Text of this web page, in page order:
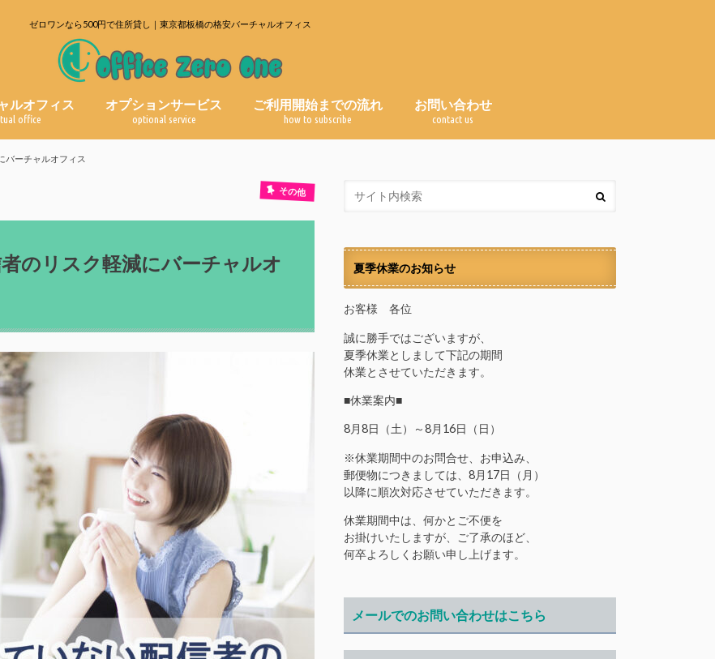
ゼロワンなら500円で住所貸し｜東京都板橋の格安バーチャルオフィス
ルオフィス
office
オプションサービス
optional service
ご利用開始までの流れ
how to subscribe
お問い合わせ
contact us
バーチャルオフィス
その他
のリスク軽減にバーチャルオ
夏季休業のお知らせ
お客様 各位
誠に勝手ではございますが、
夏季休業としまして下記の期間
休業とさせていただきます。
■休業案内■
8月8日（土）～8月16日（日）
※休業期間中のお問合せ、お申込み、
郵便物につきましては、8月17日（月）
以降に順次対応させていただきます。
休業期間中は、何かとご不便を
お掛けいたしますが、ご了承のほど、
何卒よろしくお願い申し上げます。
メールでのお問い合わせはこちら